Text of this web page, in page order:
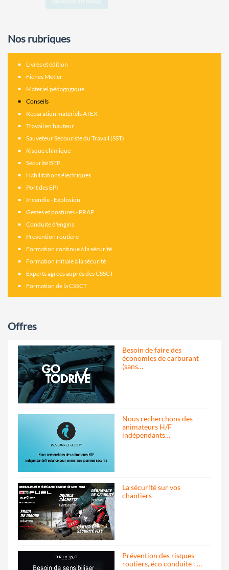
Nos rubriques
Livres et édition
Fiches Métier
Materiel pédagogique
Conseils
Réparation matériels ATEX
Travail en hauteur
Sauveteur Secouriste du Travail (SST)
Risque chimique
Sécurité BTP
Habilitations électriques
Port des EPI
Incendie - Explosion
Gestes et postures - PRAP
Conduite d'engins
Prévention routière
Formation continue à la sécurité
Formation initiale à la sécurité
Experts agréés auprés des CSSCT
Formation de la CSSCT
Offres
Besoin de faire des
économies de carburant
(sans…
Nous recherchons des
animateurs H/F
indépendants…
La sécurité sur vos
chantiers
Prévention des risques
routiers, éco conduite : …